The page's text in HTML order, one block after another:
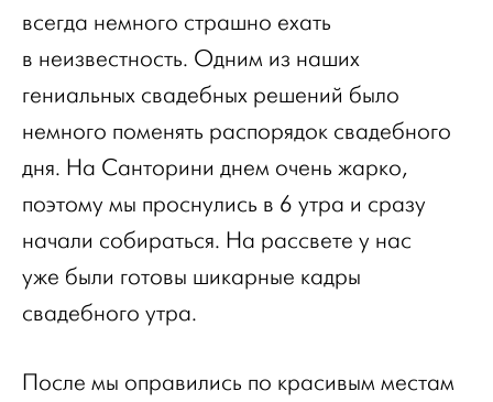
всегда немного страшно ехать
в неизвестность. Одним из наших
гениальных свадебных решений было
немного поменять распорядок свадебного
дня. На Санторини днем очень жарко,
поэтому мы проснулись в 6 утра и сразу
начали собираться. На рассвете у нас
уже были готовы шикарные кадры
свадебного утра.
После мы оправились по красивым местам